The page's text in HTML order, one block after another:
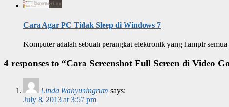
Cara Agar PC Tidak Sleep di Windows 7
Komputer adalah sebuah perangkat elektronik yang hampir
4 responses to “Cara Screenshot Full Screen di Video
Linda Wahyuningrum says:
July 8, 2013 at 3:57 pm